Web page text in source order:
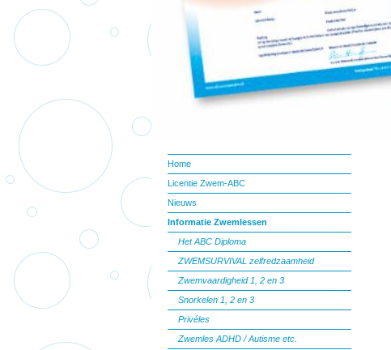
Home
Licentie Zwem-ABC
Nieuws
Informatie Zwemlessen
Het ABC Diploma
ZWEMSURVIVAL zelfredzaamheid
Zwemvaardigheid 1, 2 en 3
Snorkelen 1, 2 en 3
Privéles
Zwemles ADHD / Autisme etc.